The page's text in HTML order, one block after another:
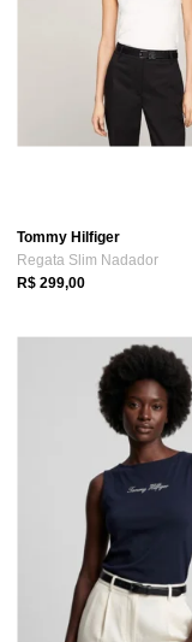
Tommy Hilfiger
Regata Slim Nadador
R$ 299,00